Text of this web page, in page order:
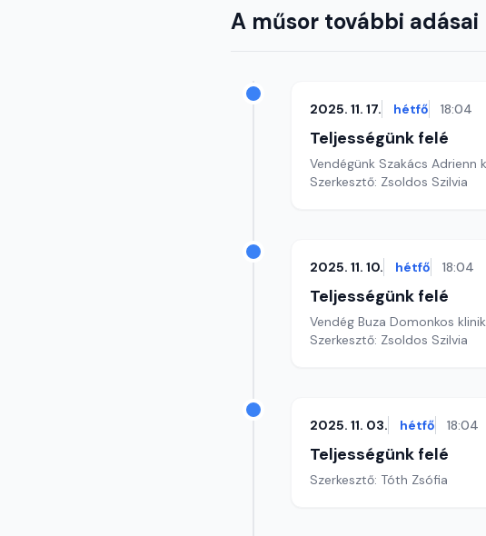
A műsor további adásai
2025. 11. 17. hétfő 18:04
Teljességünk felé
Vendégünk Szakács
Szerkesztő: Zsoldos Szilvia
2025. 11. 10. hétfő 18:04
Teljességünk felé
Vendég Buza Domonkos
Szerkesztő: Zsoldos Szilvia
2025. 11. 03. hétfő 18:04
Teljességünk felé
Szerkesztő: Tóth Zsófia